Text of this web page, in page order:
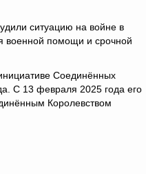
ситуацию на войне в
военной помощи и срочной
Соединённых
С 13 февраля 2025 года его
Королевством